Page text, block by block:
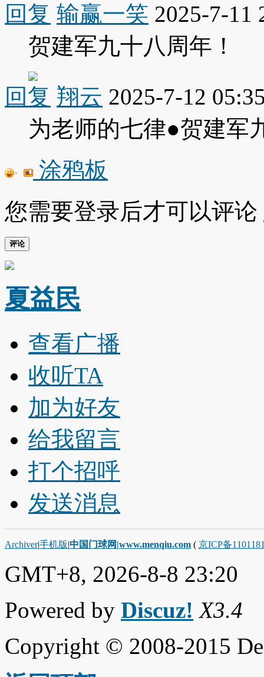
回复 输赢一笑 2025-7-11
贺建军九十八周年！
回复 翔云 2025-7-12
为老师的七律●贺建军
涂鸦板
您需要登录后才可以评论
评论
夏益民
查看广播
收听TA
加为好友
给我留言
打个招呼
发送消息
Archiver|手机版|中国门球网|www.menqiu.com ( 京ICP备
GMT+8, 2026-8-8 23:20
Powered by Discuz! X3.4
Copyright © 2008-2015